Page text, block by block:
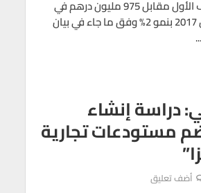
درهم خلال النصف الأول مقابل 975 مليون درهم في
الفترة نفسها من 2017 بنمو 2% وفق ما جاء في بيان
دراسة إنشاء
مستودعات تجارية
أضف تعليق